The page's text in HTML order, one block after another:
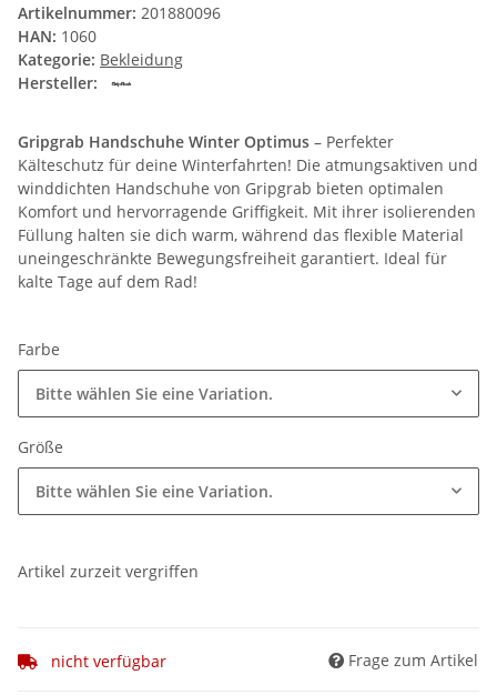
Artikelnummer: 201880096
HAN: 1060
Kategorie: Bekleidung
Hersteller:
Gripgrab Handschuhe Winter Optimus – Perfekter
Kälteschutz für deine Winterfahrten! Die atmungsaktiven und
winddichten Handschuhe von Gripgrab bieten optimalen
Komfort und hervorragende Griffigkeit. Mit ihrer isolierenden
Füllung halten sie dich warm, während das flexible Material
uneingeschränkte Bewegungsfreiheit garantiert. Ideal für
kalte Tage auf dem Rad!
Farbe
Bitte wählen Sie eine Variation.
Größe
Bitte wählen Sie eine Variation.
Artikel zurzeit vergriffen
nicht verfügbar Frage zum Artikel